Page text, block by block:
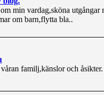
min vardag,sköna
om barn,flytta bla..
familj,känslor och åsikter.